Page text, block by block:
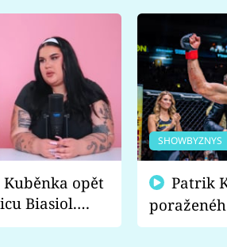
Kuběnka opět
Biasiol.
falešná a
SHOWBYZNYS
fanoušci